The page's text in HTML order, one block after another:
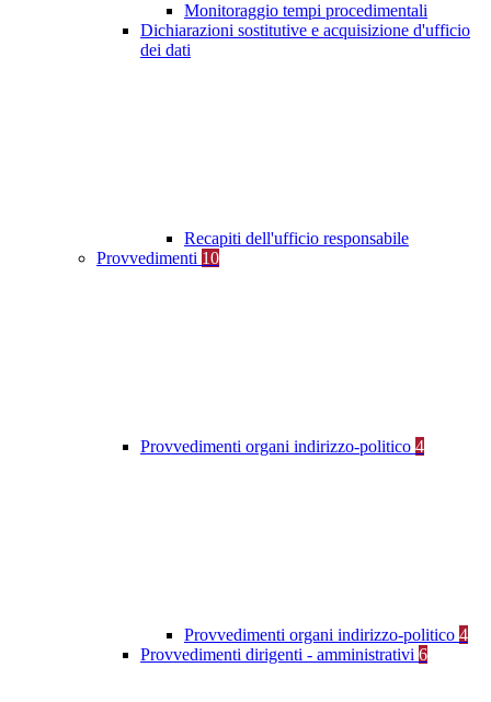
Monitoraggio tempi procedimentali
Dichiarazioni sostitutive e acquisizione d'ufficio
dei dati
Recapiti dell'ufficio responsabile
Provvedimenti 10
Provvedimenti organi indirizzo-politico 4
Provvedimenti organi indirizzo-politico 4
Provvedimenti dirigenti - amministrativi 6